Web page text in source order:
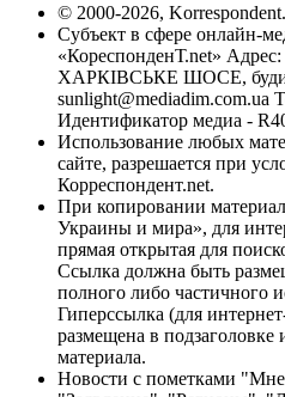
© 2000-2026,
Субъект в сфере онлайн-
«КореспонденТ.net» Адрес:
ХАРКІВСЬКЕ ШОСЕ,
sunlight@mediadim.com.ua
Идентификатор медиа -
Использование любых
сайте, разрешается при
Корреспондент.net.
При копировании
Украины и мира», для
прямая открытая для
Ссылка должна быть
полного либо частичного
Гиперссылка (для
размещена в подзаголовке
материала.
Новости с пометками